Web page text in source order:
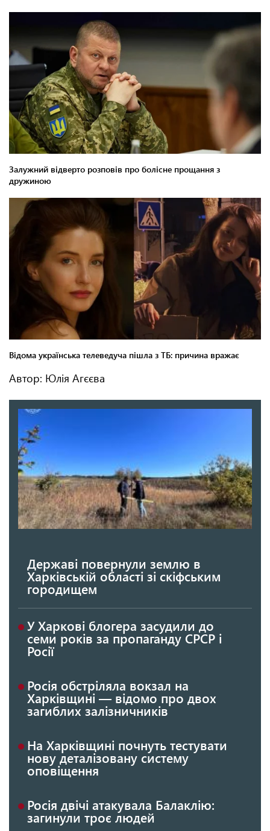
Автор: Юлія Агєєва
Державі повернули землю в
Харківській області зі скіфським
городищем
У Харкові блогера засудили до
семи років за пропаганду СРСР і
Росії
Росія обстріляла вокзал на
Харківщині — відомо про двох
загиблих залізничників
На Харківщині почнуть тестувати
нову деталізовану систему
оповіщення
Росія двічі атакувала Балаклію:
загинули троє людей